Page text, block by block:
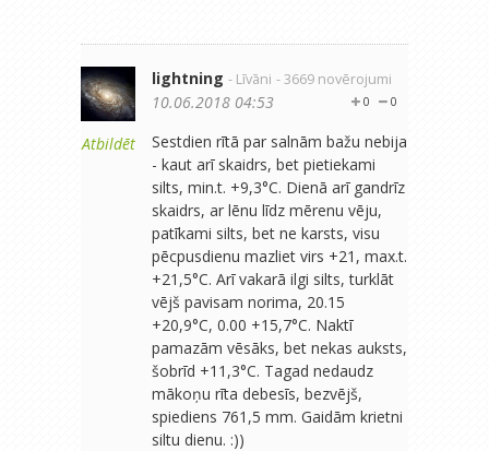
Atbildēt
lightning - Līvāni - 3669 novērojumi
0
0
10.06.2018 04:53
Sestdien rītā par salnām bažu nebija
- kaut arī skaidrs, bet pietiekami
silts, min.t. +9,3°C. Dienā arī gandrīz
skaidrs, ar lēnu līdz mērenu vēju,
patīkami silts, bet ne karsts, visu
pēcpusdienu mazliet virs +21, max.t.
+21,5°C. Arī vakarā ilgi silts, turklāt
vējš pavisam norima, 20.15
+20,9°C, 0.00 +15,7°C. Naktī
pamazām vēsāks, bet nekas auksts,
šobrīd +11,3°C. Tagad nedaudz
mākoņu rīta debesīs, bezvējš,
spiediens 761,5 mm. Gaidām krietni
siltu dienu. :))